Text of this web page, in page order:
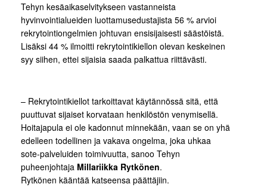
Tehyn kesäaikaselvitykseen vastanneista
hyvinvointialueiden luottamusedustajista 56 % arvioi
rekrytointiongelmien johtuvan ensisijaisesti säästöistä.
Lisäksi 44 % ilmoitti rekrytointikiellon olevan keskeinen
syy siihen, ettei sijaisia saada palkattua riittävästi.
– Rekrytointikiellot tarkoittavat käytännössä sitä, että
puuttuvat sijaiset korvataan henkilöstön venymisellä.
Hoitajapula ei ole kadonnut minnekään, vaan se on yhä
edelleen todellinen ja vakava ongelma, joka uhkaa
sote-palveluiden toimivuutta, sanoo Tehyn
puheenjohtaja Millariikka Rytkönen.
Rytkönen kääntää katseensa päättäjiin.